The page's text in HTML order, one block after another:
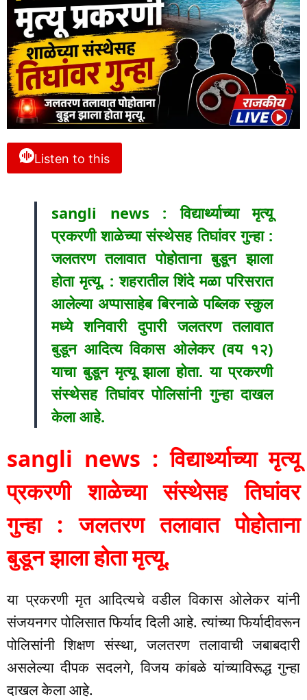
Listen to this
sangli news : विद्यार्थ्याच्या मृत्यू
प्रकरणी शाळेच्या संस्थेसह तिघांवर गुन्हा :
जलतरण तलावात पोहोताना बुडून झाला
होता मृत्यू. : शहरातील शिंदे मळा परिसरात
आलेल्या अप्पासाहेब बिरनाळे पब्लिक स्कुल
मध्ये शनिवारी दुपारी जलतरण तलावात
बुडून आदित्य विकास ओलेकर (वय १२)
याचा बुडून मृत्यू झाला होता. या प्रकरणी
संस्थेसह तिघांवर पोलिसांनी गुन्हा दाखल
केला आहे.
sangli news : विद्यार्थ्याच्या मृत्यू
प्रकरणी शाळेच्या संस्थेसह तिघांवर
गुन्हा : जलतरण तलावात पोहोताना
बुडून झाला होता मृत्यू.
या प्रकरणी मृत आदित्यचे वडील विकास ओलेकर यांनी
संजयनगर पोलिसात फिर्याद दिली आहे. त्यांच्या फिर्यादीवरून
पोलिसांनी शिक्षण संस्था, जलतरण तलावाची जबाबदारी
असलेल्या दीपक सदलगे, विजय कांबळे यांच्याविरूद्ध गुन्हा
दाखल केला आहे.